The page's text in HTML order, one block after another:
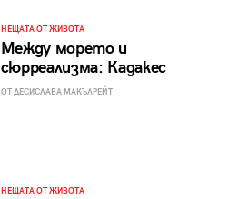
НЕЩАТА ОТ ЖИВОТА
Между морето и
сюрреализма: Кадакес
ОТ ДЕСИСЛАВА МАКЪЛРЕЙТ
НЕЩАТА ОТ ЖИВОТА